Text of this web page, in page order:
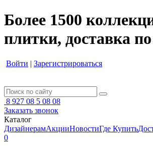
Более 1500
плитки, доставка
Войти | Зарегистрироваться
8 927 08 5 08 08
Заказать звонок
Каталог
ДизайнерамАкцииНовостиГде Купить
0